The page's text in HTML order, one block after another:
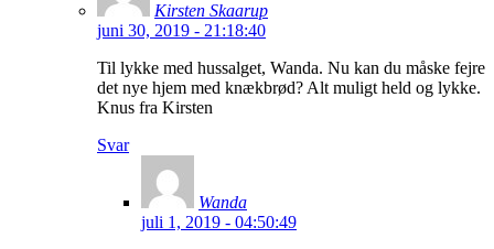
Kirsten Skaarup
juni 30, 2019 - 21:18:40
Til lykke med hussalget, Wanda. Nu kan du måske fejre
det nye hjem med knækbrød? Alt muligt held og lykke.
Knus fra Kirsten
Svar
Wanda
juli 1, 2019 - 04:50:49